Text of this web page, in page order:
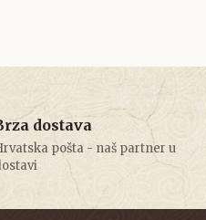
dostava
pošta - naš partner u